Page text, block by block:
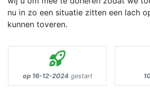
nu in zo een situatie zitten een lach
kunnen toveren.
op 16-12-2024 gestart